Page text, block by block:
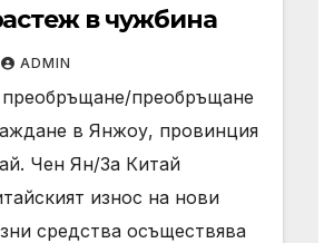
в чужбина
ADMIN
преобръщане/преобръщане
в Янжоу, провинция
Чен Ян/За Китай
износ на нови
средства осъществява